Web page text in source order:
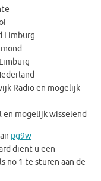
Radio en mogelijk
mogelijk wisselend
pg9w
dient u een
no 1 te sturen aan de